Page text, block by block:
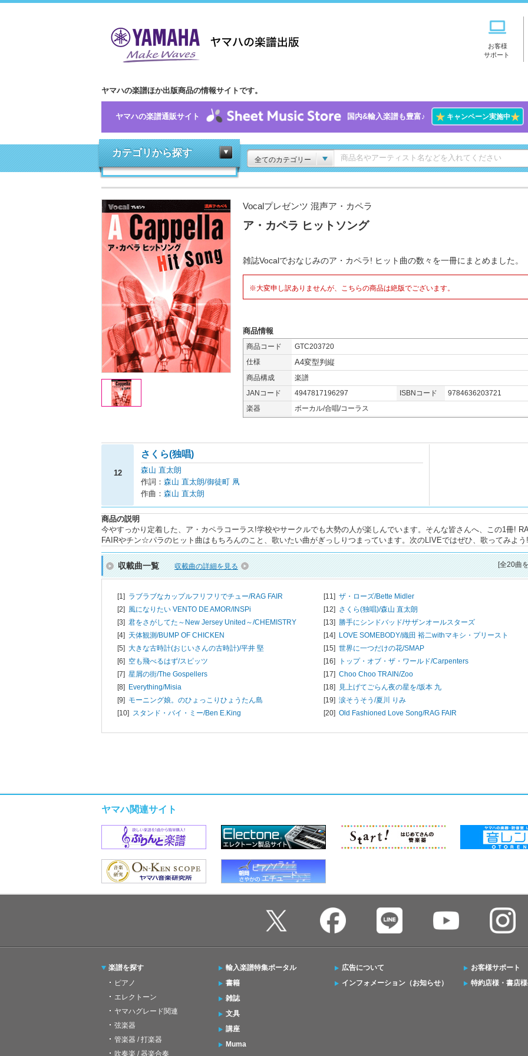
お客様
サポート
ヤマハの楽譜ほか出版商品の情報サイトです。
ヤマハの楽譜通販サイト 国内&輸入楽譜も豊富♪ ★キャンペーン実施中★
カテゴリから探す
全てのカテゴリー
Vocalプレゼンツ 混声ア・カペラ
ア・カペラ ヒットソング
雑誌Vocalでおなじみのア・カペラ! ヒット曲の数々を一冊にまとめました。
※大変申し訳ありませんが、こちらの商品は絶版でございます。
商品情報
商品コード
GTC203720
仕様
A4変型判縦
商品構成
楽譜
JANコード
4947817196297 ISBNコード
9784636203721
楽器
ボーカル/合唱/コーラス
12
さくら(独唱)
森山 直太朗
作詞： 森山 直太朗/御徒町 凧
作曲： 森山 直太朗
商品の説明
今やすっかり定着した、ア・カペラコーラス!学校やサークルでも大勢の人が楽しんでいます。そんな皆さんへ、この1冊!
FAIRやチン☆パラのヒット曲はもちろんのこと、歌いたい曲がぎっしりつまっています。次のLIVEではぜひ、歌ってみよう!
収載曲一覧 収載曲の詳細を見る [全20曲
[1] ラブラブなカップルフリフリでチュー/RAG FAIR
[2] 風になりたい VENTO DE AMOR/INSPi
[3] 君をさがしてた～New Jersey United～/CHEMISTRY
[4] 天体観測/BUMP OF CHICKEN
[5] 大きな古時計(おじいさんの古時計)/平井 堅
[6] 空も飛べるはず/スピッツ
[7] 星屑の街/The Gospellers
[8] Everything/Misia
[9] モーニング娘。のひょっこりひょうたん島
[10] スタンド・バイ・ミー/Ben E.King
[11] ザ・ローズ/Bette Midler
[12] さくら(独唱)/森山 直太朗
[13] 勝手にシンドバッド/サザンオールスターズ
[14] LOVE SOMEBODY/織田 裕二withマキシ・プリースト
[15] 世界に一つだけの花/SMAP
[16]
トップ・オブ・ザ・ワールド/Carpenters
[17] Choo Choo TRAIN/Zoo
[18] 見上げてごらん夜の星を/坂本 九
[19] 涙そうそう/夏川 りみ
[20] Old Fashioned Love Song/RAG FAIR
ヤマハ関連サイト
楽譜を探す
ピアノ
エレクトーン
ヤマハグレード関連
弦楽器
管楽器 / 打楽器
吹奏楽 / 器楽合奏
輸入楽譜特集ポータル
書籍
雑誌
文具
講座
Muma
広告について
インフォメーション（お知らせ）
お客様サポート
特約店様・書店